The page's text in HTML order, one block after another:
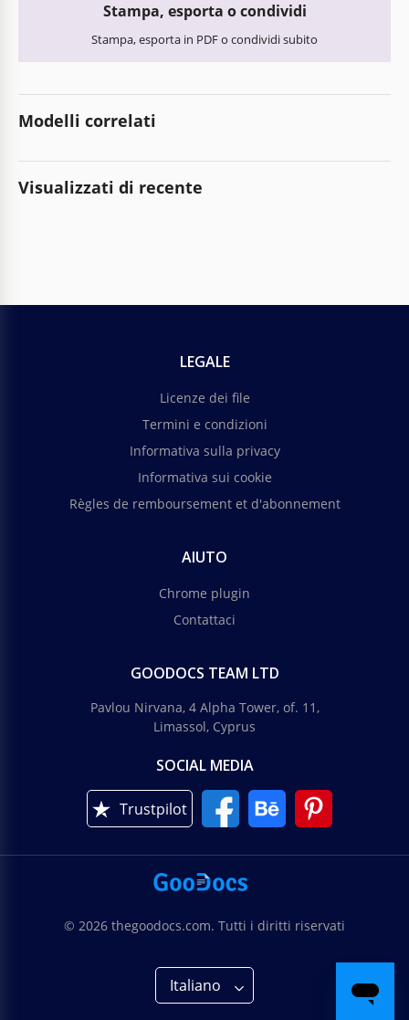
Stampa, esporta o condividi
Stampa, esporta in PDF o condividi subito
Modelli correlati
Visualizzati di recente
LEGALE
Licenze dei file
Termini e condizioni
Informativa sulla privacy
Informativa sui cookie
Règles de remboursement et d'abonnement
AIUTO
Chrome plugin
Contattaci
GOODOCS TEAM LTD
Pavlou Nirvana, 4 Alpha Tower, of. 11,
Limassol, Cyprus
SOCIAL MEDIA
Trustpilot
© 2026 thegoodocs.com. Tutti i diritti riservati
Italiano